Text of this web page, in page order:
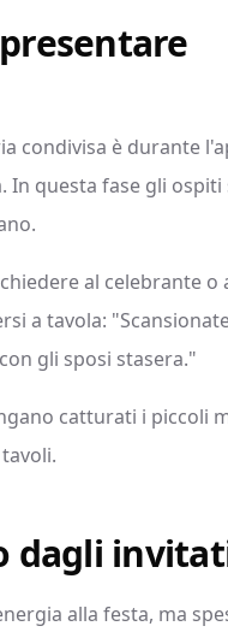
condivisa è durante
In questa fase gli
al celebrante o
a tavola:
gli sposi stasera."
catturati i piccoli
dagli
alla festa, ma